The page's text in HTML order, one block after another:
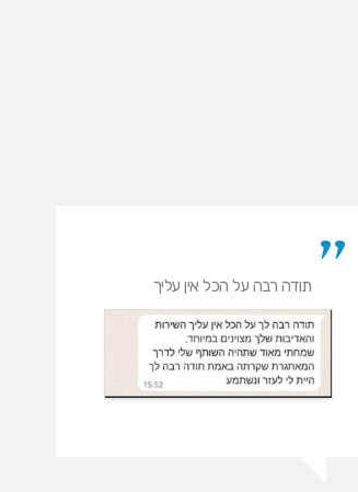
תודה רבה על הכל אין עליך